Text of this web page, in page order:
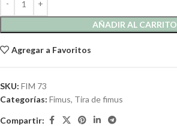
AÑADIR AL CARRITO
Agregar a Favoritos
SKU: FIM 73
Categorías: Fimus, Tira de fimus
Compartir: